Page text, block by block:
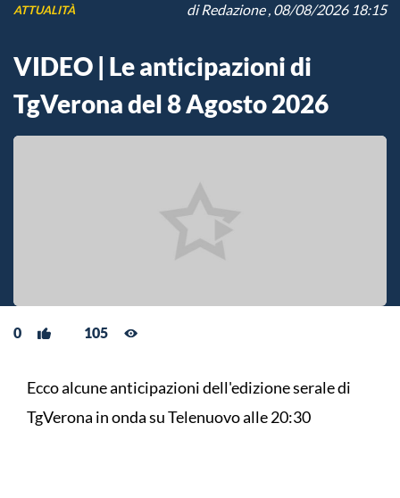
ATTUALITÀ diRedazione, 08/08/2026 18:15
VIDEO | Le anticipazioni di
TgVerona del 8 Agosto 2026
0 105
Ecco alcune anticipazioni dell'edizione serale di
TgVerona in onda su Telenuovo alle 20:30